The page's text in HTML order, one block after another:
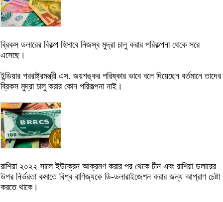
ব্রিকস ডলারের বিকল্প হিসাবে নিজস্ব মুদ্রা চালু করার পরিকল্পনা থেকে সরে
এসেছে।
ইন্ডিয়ার পররাষ্ট্রমন্ত্রী এস. জয়শঙ্কর পরিষ্কার ভাবে বলে দিয়েছেন বর্তমানে তাদের
ব্রিকস মুদ্রা চালু করার কোন পরিকল্পনা নাই।
রাশিয়া ২০২২ সালে ইউক্রেন আক্রমণ করার পর থেকে চীন এবং রাশিয়া ডলারের
উপর নির্ভরতা কমাতে বিশ্ব বাণিজ্যকে ডি-ডলারাইজেশন করার জন্য আপ্রাণ চেষ্টা
করতে থাকে।